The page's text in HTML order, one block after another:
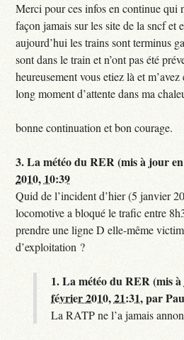
Merci pour ces infos en continue qui
façon jamais sur les site de la sncf et
aujourd’hui les trains sont terminus
sont dans le train et n’ont pas été
heureusement vous etiez là et
long moment d’attente dans ma
bonne continuation et bon courage.
3.La météo du RER (mis à jour
2010, 10:39
Quid de l’incident d’hier (5 janvier
locomotive a bloqué le trafic entre
prendre une ligne D elle-même
d’exploitation ?
1.La météo du RER (mis
février 2010, 21:31,par
La RATP ne l’a jamais